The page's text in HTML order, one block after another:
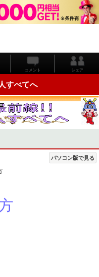
コメント シェア
すべてへ
パソコン版で見る